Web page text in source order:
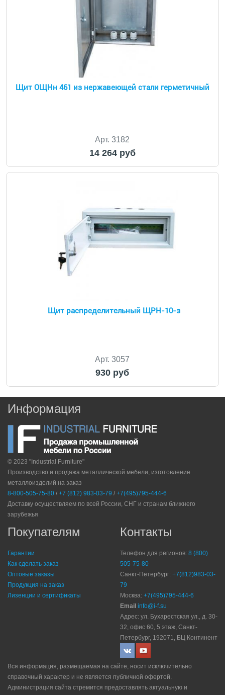
Щит ОЩНн 461 из нержавеющей стали герметичный
Арт. 3182
14 264 руб
Щит распределительный ЩРH-10-з
Арт. 3057
930 руб
Информация
© 2023 "Industrial Furniture"
Производство и продажа металлической мебели, изготовление
металлоизделий на заказ
8-800-505-75-80 / +7 (812) 983-03-79 / +7(495)795-444-6
Доставку осуществляем по всей России, СНГ и странам ближнего
зарубежья
Покупателям
Гарантии
Как сделать заказ
Оптовые заказы
Продукция на заказ
Лизенции и сертификаты
Контакты
Телефон для регионов: 8 (800)
505-75-80
Санкт-Петербург: +7(812)983-03-
79
Москва: +7(495)795-444-6
Email info@i-f.su
Адрес: ул. Бухарестская ул., д. 30-
32, офис 60, 5 этаж, Санкт-
Петербург, 192071, БЦ Континент
Вся информация, размещаемая на сайте, носит исключительно
справочный характер и не является публичной офертой.
Администрация сайта стремится предоставлять актуальную и